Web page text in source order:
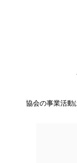
協会の事業活動